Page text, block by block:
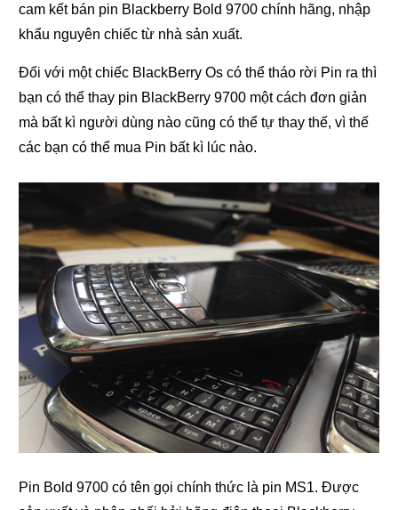
cam kết bán pin Blackberry Bold 9700 chính hãng, nhập
khẩu nguyên chiếc từ nhà sản xuất.
Đối với một chiếc BlackBerry Os có thể tháo rời Pin ra thì
bạn có thể thay pin BlackBerry 9700 một cách đơn giản
mà bất kì người dùng nào cũng có thể tự thay thế, vì thế
các bạn có thể mua Pin bất kì lúc nào.
Pin Bold 9700 có tên gọi chính thức là pin MS1. Được